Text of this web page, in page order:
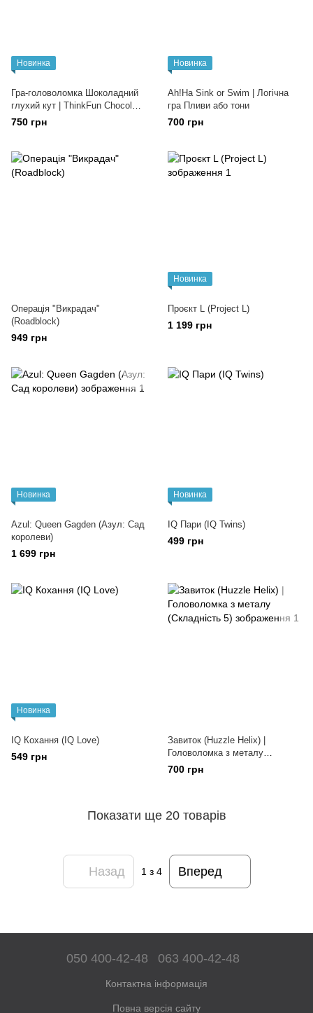
Новинка
Гра-головоломка Шоколадний
глухий кут | ThinkFun Chocolate
Fix
750 грн
Новинка
Ah!Ha Sink or Swim | Логічна
гра Пливи або тони
700 грн
Операція "Викрадач"
(Roadblock)
949 грн
Новинка
Проєкт L (Project L)
1 199 грн
Новинка
Azul: Queen Gagden (Азул: Сад
королеви)
1 699 грн
Новинка
IQ Пари (IQ Twins)
499 грн
Новинка
IQ Кохання (IQ Love)
549 грн
Завиток (Huzzle Helix) |
Головоломка з металу
(Складність 5)
700 грн
Показати ще 20 товарів
Назад 1 з 4 Вперед
050 400-42-48 063 400-42-48
Контактна інформація
Повна версія сайту